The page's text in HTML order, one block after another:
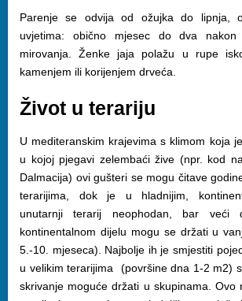
Parenje se odvija od ožujka do lipnja,
uvjetima: obično mjesec do dva nakon
mirovanja. Ženke jaja polažu u rupe
kamenjem ili korijenjem drveća.
Život u terariju
U mediteranskim krajevima s klimom koja
u kojoj pjegavi zelembaći žive (npr. kod
Dalmacija) ovi gušteri se mogu čitave
terarijima, dok je u hladnijim,
unutarnji terarij neophodan, bar
kontinentalnom dijelu mogu se držati u
5.-10. mjeseca). Najbolje ih je smjestiti
u velikim terarijima (površine dna 1-2 m2)
skrivanje moguće držati u skupinama. Ovo